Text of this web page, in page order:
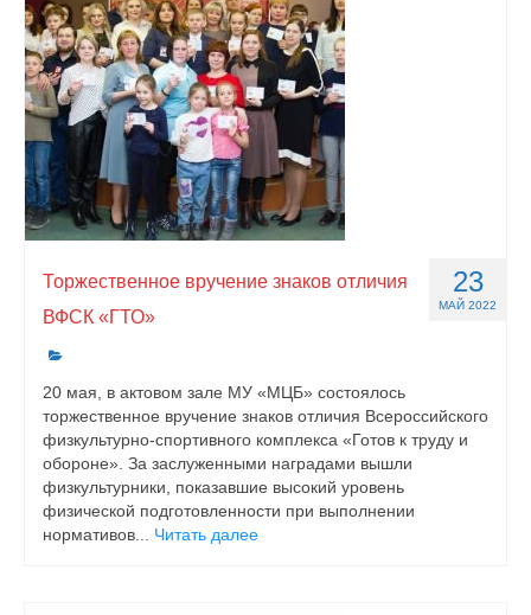
23
МАЙ 2022
Торжественное вручение знаков отличия
ВФСК «ГТО»
20 мая, в актовом зале МУ «МЦБ» состоялось
торжественное вручение знаков отличия Всероссийского
физкультурно-спортивного комплекса «Готов к труду и
обороне». За заслуженными наградами вышли
физкультурники, показавшие высокий уровень
физической подготовленности при выполнении
нормативов... Читать далее